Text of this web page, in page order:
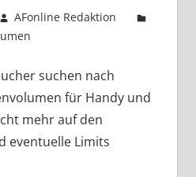
AFonline Redaktion
suchen nach
für Handy und
mehr auf den
eventuelle Limits